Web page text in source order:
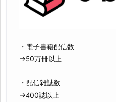
・電子書籍配信数
→50万冊以上
・配信雑誌数
→400誌以上